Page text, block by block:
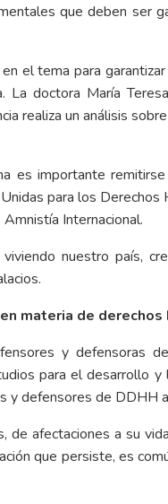
que deben ser
el tema para
doctora María
realiza un análisis
es importante
para los Derechos
Internacional.
nuestro país,
materia de derechos
y defensoras de
para el desarrollo y
defensores de DDHH
de afectaciones a su
que persiste, es